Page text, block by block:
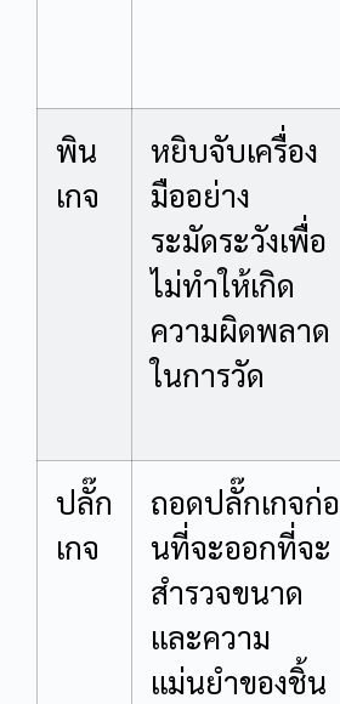
พิน
เกจ
หยิบจับเครื่อง
มืออย่าง
ระมัดระวังเพื่อ
ไม่ทำให้เกิด
ความผิดพลาด
ในการวัด
ปลั๊ก
เกจ
ถอดปลั๊กเกจก่อ
นที่จะออกที่จะ
สำรวจขนาด
และความ
แม่นยำของชิ้น